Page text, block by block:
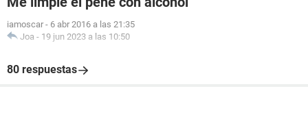
iamoscar - 6 abr 2016 a las 21:35
Joa - 19 jun 2023 a las 10:50
80 respuestas